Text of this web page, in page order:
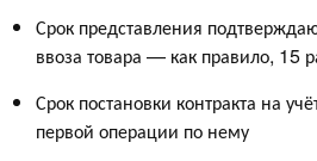
Срок представления
ввоза товара — как правило, 15
Срок постановки контракта на
первой операции по нему